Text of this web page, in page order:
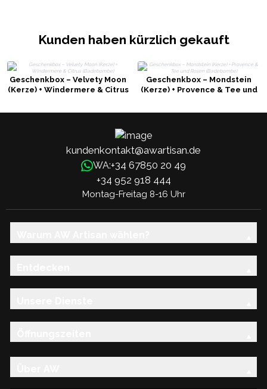
Kunden haben kürzlich gekauft
Geschenkbox – Velvety Moon
(Kerze) + Windermere & Citrus
Geschenkbox – Mondstein
(Kerze) + Provence & Tee und
kundenkontakt@awartisan.de
WA:+34 67850 20 49
+34 952 918 444
Montag-Freitag 8-16 Uhr